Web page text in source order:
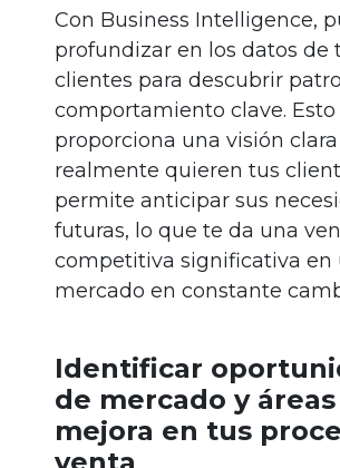
Con Business Intelligence,
profundizar en los datos de
clientes para descubrir
comportamiento clave. Esto
proporciona una visión
realmente quieren tus
permite anticipar sus
futuras, lo que te da una
competitiva significativa en
mercado en constante
Identificar
de mercado y
mejora en tus